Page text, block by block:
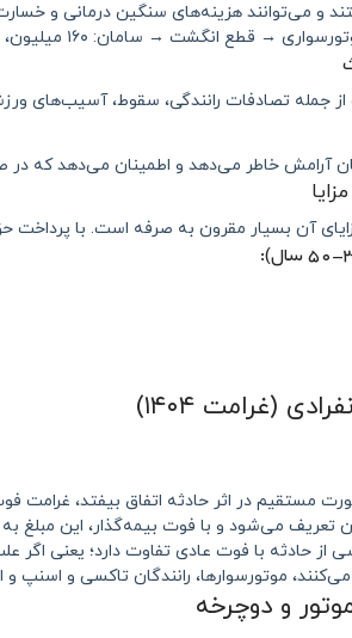
می‌توانند هزینه‌های سنگین درمانی و
از جمله تصادفات رانندگی، سقوط،
آرامش خاطر می‌دهد و اطمینان می‌دهد که
آن بسیار مقرون به صرفه است. با
(غرامت ۱۴۰۴)
مستقیم در اثر حادثه اتفاق بیفتد،
حادثه با فوت عادی تفاوت دارد؛ یعنی
موتورسوارها، رانندگان تاکسی و
و دوچرخه